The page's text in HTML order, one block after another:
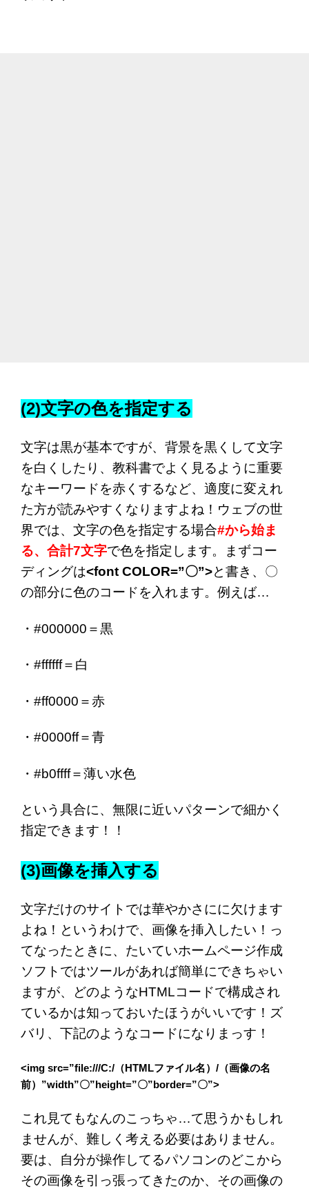
(2)文字の色を指定する
文字は黒が基本ですが、背景を黒くして文字
を白くしたり、教科書でよく見るように重要
なキーワードを赤くするなど、適度に変えれ
た方が読みやすくなりますよね！ウェブの世
界では、文字の色を指定する場合#から始ま
る、合計7文字で色を指定します。まずコー
ディングは<font COLOR=”〇”>と書き、〇
の部分に色のコードを入れます。例えば…
・#000000＝黒
・#ffffff＝白
・#ff0000＝赤
・#0000ff＝青
・#b0ffff＝薄い水色
という具合に、無限に近いパターンで細かく
指定できます！！
(3)画像を挿入する
文字だけのサイトでは華やかさにに欠けます
よね！というわけで、画像を挿入したい！っ
てなったときに、たいていホームページ作成
ソフトではツールがあれば簡単にできちゃい
ますが、どのようなHTMLコードで構成され
ているかは知っておいたほうがいいです！ズ
バリ、下記のようなコードになりまっす！
<img src=”file:///C:/（HTMLファイル名）/（画像の名
前）”width”〇”height=”〇”border=”〇”>
これ見てもなんのこっちゃ…て思うかもしれ
ませんが、難しく考える必要はありません。
要は、自分が操作してるパソコンのどこから
その画像を引っ張ってきたのか、その画像の